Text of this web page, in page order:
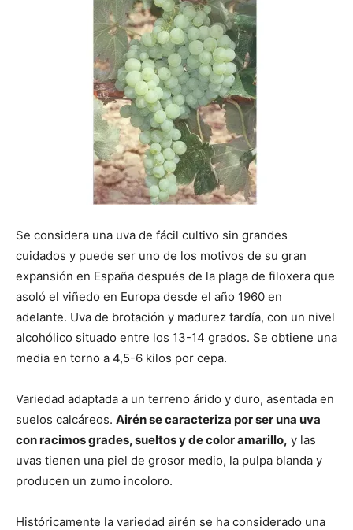
Se considera una uva de fácil cultivo sin grandes
cuidados y puede ser uno de los motivos de su gran
expansión en España después de la plaga de filoxera que
asoló el viñedo en Europa desde el año 1960 en
adelante. Uva de brotación y madurez tardía, con un nivel
alcohólico situado entre los 13-14 grados. Se obtiene una
media en torno a 4,5-6 kilos por cepa.
Variedad adaptada a un terreno árido y duro, asentada en
suelos calcáreos. Airén se caracteriza por ser una uva
con racimos grades, sueltos y de color amarillo, y las
uvas tienen una piel de grosor medio, la pulpa blanda y
producen un zumo incoloro.
Históricamente la variedad airén se ha considerado una